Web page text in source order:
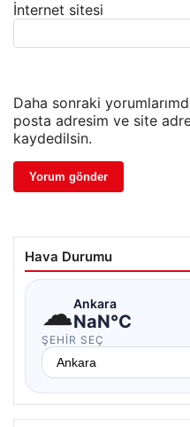
İnternet sitesi
Daha sonraki
posta adresim ve site
kaydedilsin.
Hava Durumu
☁Ankara
NaN°C
ŞEHIR SEÇ